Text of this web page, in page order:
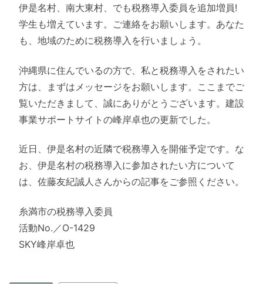
伊是名村、南大東村、でも税務導入委員を追加増員!
学生も増えています。ご連絡をお願いします。あなた
も、地域のために税務導入を行いましょう。
沖縄県に住んでいるの方で、私と税務導入をされたい
方は、まずはメッセージをお願いします。ここまでご
覧いただきまして、誠にありがとうございます。建設
事業サポートサイトの峰岸卓也の更新でした。
近日、伊是名村の近隣で税務導入を開催予定です。な
お、伊是名村の税務導入に参加されたい方について
は、佐藤友紀誠人さんからの記事をご参照ください。
糸満市の税務導入委員
活動No.／O-1429
SKY峰岸卓也